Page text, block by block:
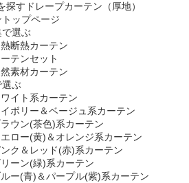
ドレープカーテン（厚地）
ップページ
で選ぶ
断熱カーテン
テンセット
素材カーテン
選ぶ
イト系カーテン
ボリー＆ベージュ系カーテン
ウン(茶色)系カーテン
ロー(黄)＆オレンジ系カーテン
ンク＆レッド(赤)系カーテン
ーン(緑)系カーテン
ー(青)＆パープル(紫)系カーテン